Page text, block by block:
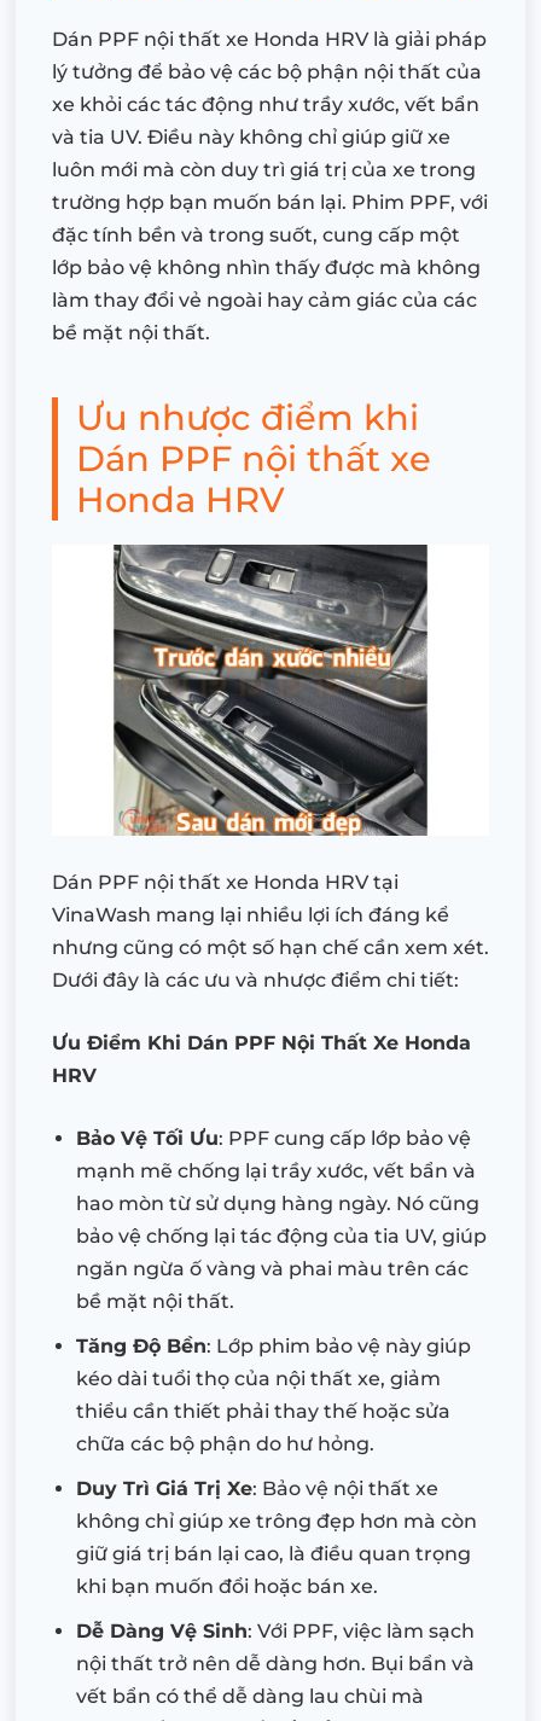
Dán PPF nội thất xe Honda HRV là giải pháp
lý tưởng để bảo vệ các bộ phận nội thất của
xe khỏi các tác động như trầy xước, vết bẩn
và tia UV. Điều này không chỉ giúp giữ xe
luôn mới mà còn duy trì giá trị của xe trong
trường hợp bạn muốn bán lại. Phim PPF, với
đặc tính bền và trong suốt, cung cấp một
lớp bảo vệ không nhìn thấy được mà không
làm thay đổi vẻ ngoài hay cảm giác của các
bề mặt nội thất.
Ưu nhược điểm khi
Dán PPF nội thất xe
Honda HRV
Dán PPF nội thất xe Honda HRV tại
VinaWash mang lại nhiều lợi ích đáng kể
nhưng cũng có một số hạn chế cần xem xét.
Dưới đây là các ưu và nhược điểm chi tiết:
Ưu Điểm Khi Dán PPF Nội Thất Xe Honda
HRV
Bảo Vệ Tối Ưu: PPF cung cấp lớp bảo vệ
mạnh mẽ chống lại trầy xước, vết bẩn và
hao mòn từ sử dụng hàng ngày. Nó cũng
bảo vệ chống lại tác động của tia UV, giúp
ngăn ngừa ố vàng và phai màu trên các
bề mặt nội thất.
Tăng Độ Bền: Lớp phim bảo vệ này giúp
kéo dài tuổi thọ của nội thất xe, giảm
thiểu cần thiết phải thay thế hoặc sửa
chữa các bộ phận do hư hỏng.
Duy Trì Giá Trị Xe: Bảo vệ nội thất xe
không chỉ giúp xe trông đẹp hơn mà còn
giữ giá trị bán lại cao, là điều quan trọng
khi bạn muốn đổi hoặc bán xe.
Dễ Dàng Vệ Sinh: Với PPF, việc làm sạch
nội thất trở nên dễ dàng hơn. Bụi bẩn và
vết bẩn có thể dễ dàng lau chùi mà